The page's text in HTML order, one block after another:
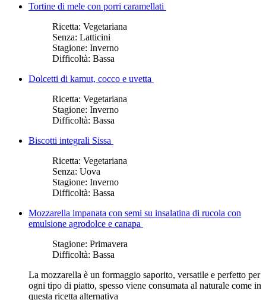
Tortine di mele con porri caramellati
Ricetta: Vegetariana
Senza: Latticini
Stagione: Inverno
Difficoltà: Bassa
Dolcetti di kamut, cocco e uvetta
Ricetta: Vegetariana
Stagione: Inverno
Difficoltà: Bassa
Biscotti integrali Sissa
Ricetta: Vegetariana
Senza: Uova
Stagione: Inverno
Difficoltà: Bassa
Mozzarella impanata con semi su insalatina di rucola con
emulsione agrodolce e canapa
Stagione: Primavera
Difficoltà: Bassa
La mozzarella è un formaggio saporito, versatile e perfetto per
ogni tipo di piatto, spesso viene consumata al naturale come in
questa ricetta alternativa